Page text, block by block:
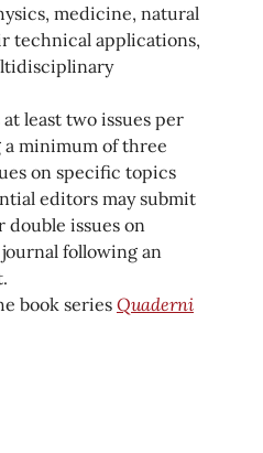
medicine, natural
technical applications,
least two issues per
minimum of three
on specific topics
editors may submit
double issues on
following an
book series Quaderni